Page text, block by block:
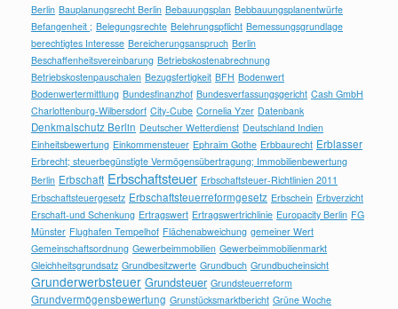
Berlin Bauplanungsrecht Berlin Bebauungsplan Bebbauungsplanentwürfe
Befangenheit ; Belegungsrechte Belehrungspflicht Bemessungsgrundlage
berechtigtes Interesse Bereicherungsanspruch Berlin
Beschaffenheitsvereinbarung Betriebskostenabrechnung
Betriebskostenpauschalen Bezugsfertigkeit BFH Bodenwert
Bodenwertermittlung Bundesfinanzhof Bundesverfassungsgericht Cash GmbH
Charlottenburg-Wilbersdorf City-Cube Cornelia Yzer Datenbank
Denkmalschutz Berlin Deutscher Wetterdienst Deutschland Indien
Einheitsbewertung Einkommensteuer Ephraim Gothe Erbbaurecht Erblasser
Erbrecht; steuerbegünstigte Vermögensübertragung; Immobilienbewertung
Berlin Erbschaft Erbschaftsteuer Erbschaftsteuer-Richtlinien 2011
Erbschaftsteuergesetz Erbschaftsteuerreformgesetz Erbschein Erbverzicht
Erschaft-und Schenkung Ertragswert Ertragswertrichlinie Europacity Berlin FG
Münster Flughafen Tempelhof Flächenabweichung gemeiner Wert
Gemeinschaftsordnung Gewerbeimmobilien Gewerbeimmobilienmarkt
Gleichheitsgrundsatz Grundbesitzwerte Grundbuch Grundbucheinsicht
Grunderwerbsteuer Grundsteuer Grundsteuerreform
Grundvermögensbewertung Grunstücksmarktbericht Grüne Woche